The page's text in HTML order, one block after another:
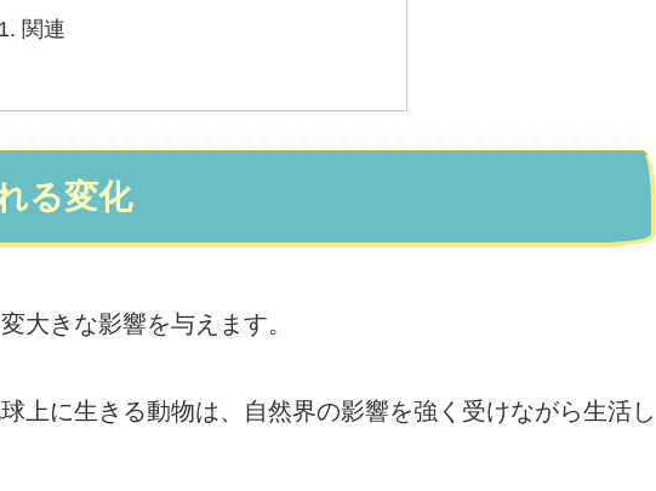
関連
る変化
大きな影響を与えます。
上に生きる動物は、自然界の影響を強く受けながら生活し